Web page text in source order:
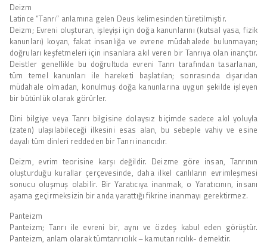
Deizm
Latince “Tanrı” anlamına gelen Deus kelimesinden türetilmiştir.
Deizm; Evreni oluşturan, işleyişi için doğa kanunlarını (kutsal yasa, fizik
kanunları) koyan, fakat insanlığa ve evrene müdahalede bulunmayan;
doğruları keşfetmeleri için insanlara akıl veren bir Tanrıya olan inançtır.
Deistler genellikle bu doğrultuda evreni Tanrı tarafından tasarlanan,
tüm temel kanunları ile hareketi başlatılan; sonrasında dışarıdan
müdahale olmadan, konulmuş doğa kanunlarına uygun şekilde işleyen
bir bütünlük olarak görürler.
Dini bilgiye veya Tanrı bilgisine dolaysız biçimde sadece akıl yoluyla
(zaten) ulaşılabileceği ilkesini esas alan, bu sebeple vahiy ve esine
dayalı tüm dinleri reddeden bir Tanrı inancıdır.
Deizm, evrim teorisine karşı değildir. Deizme göre insan, Tanrının
oluşturduğu kurallar çerçevesinde, daha ilkel canlıların evrimleşmesi
sonucu oluşmuş olabilir. Bir Yaratıcıya inanmak, o Yaratıcının, insanı
aşama geçirmeksizin bir anda yarattığı fikrine inanmayı gerektirmez.
Panteizm
Panteizm; Tanrı ile evreni bir, aynı ve özdeş kabul eden görüştür.
Panteizm, anlam olarak tümtanrıcılık – kamutanrıcılık- demektir.